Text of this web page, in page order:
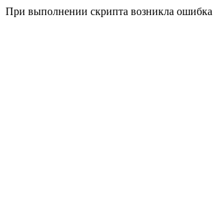
При выполнении скрипта возникла